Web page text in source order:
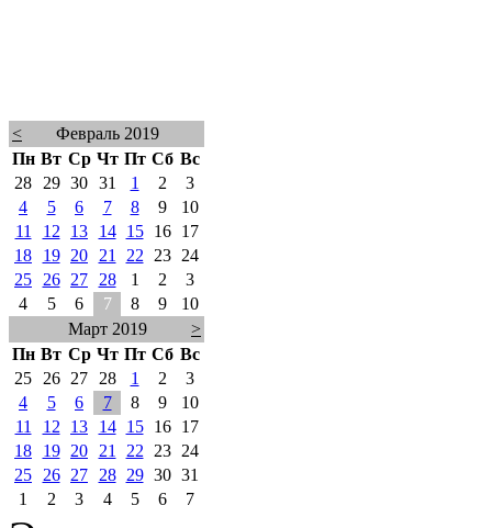
<
Февраль 2019
Пн Вт Ср Чт Пт Сб Вс
28
29 30 31 1 2
3
4
5 6 7 8 9
10
11
12 13 14 15 16
17
18
19 20 21 22 23
24
25
26 27 28 1 2
3
4
5 6 7 8 9
10
Март 2019
>
Пн Вт Ср Чт Пт Сб Вс
25
26 27 28 1 2
3
4
5 6 7 8 9
10
11
12 13 14 15 16
17
18
19 20 21 22 23
24
25
26 27 28 29 30 31
1
2 3 4 5 6 7